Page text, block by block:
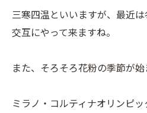
三寒四温といいますが、最近
交互にやって来ますね。
また、そろそろ花粉の季節が始
ミラノ・コルティナオリンピ